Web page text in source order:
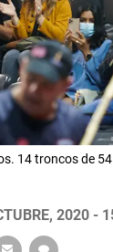
14 troncos de
2020 -